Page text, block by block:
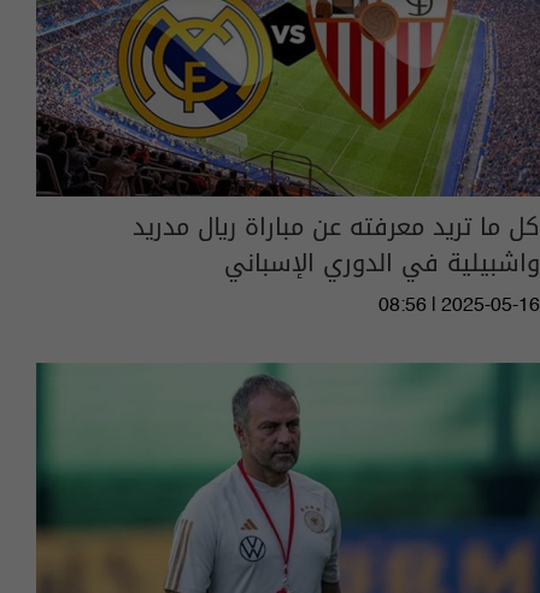
كل ما تريد معرفته عن مباراة ريال مدريد
واشبيلية في الدوري الإسباني
08:56 | 2025-05-16